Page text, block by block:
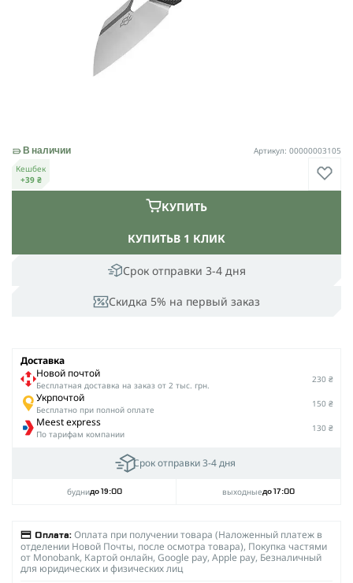
Срок отправки 3-4 дня
Скидка 5% на первый заказ
КУПИТЬВ 1 КЛИК
КУПИТЬ
В наличии
Артикул: 00000003105
Кешбек
+39 ₴
Доставка
Новой почтой
Беcплатная доставка на заказ от 2 тыс. грн.
230 ₴
Укрпочтой
Бесплатно при полной оплате
150 ₴
Meest express
По тарифам компании
130 ₴
Срок отправки 3-4 дня
буднидо 19:00 выходныедо 17:00
Оплата: Оплата при получении товара (Наложенный платеж в
отделении Новой Почты, после осмотра товара), Покупка частями
от Monobank, Картой онлайн, Google pay, Apple pay, Безналичный
для юридических и физических лиц